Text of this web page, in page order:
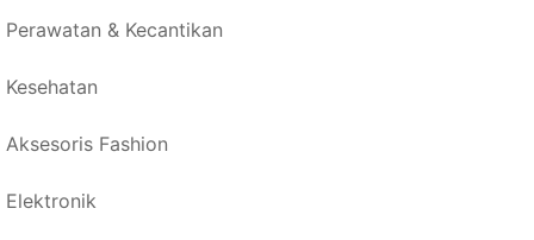
Perawatan & Kecantikan
Kesehatan
Aksesoris Fashion
Elektronik